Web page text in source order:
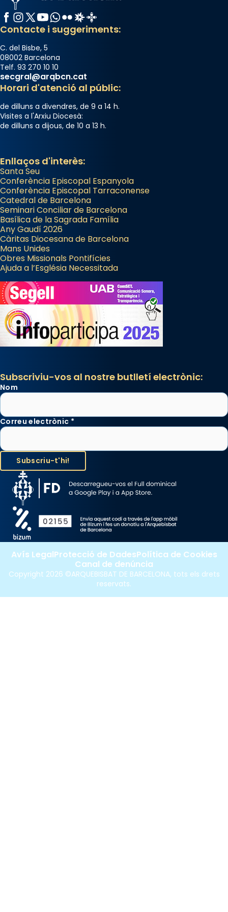
Facebook
Instagram
X / Twitter
YouTube
WhatsApp
FlickrRadio Estel
Catalunya Cristiana
Contacte i suggeriments:
C. del Bisbe, 5
08002 Barcelona
Telf. 93 270 10 10
secgral@arqbcn.cat
Horari d'atenció al públic:
de dilluns a divendres, de 9 a 14 h.
Visites a l'Arxiu Diocesà:
de dilluns a dijous, de 10 a 13 h.
Enllaços d'interès:
Santa Seu
Conferència Episcopal Espanyola
Conferència Episcopal Tarraconense
Catedral de Barcelona
Seminari Conciliar de Barcelona
Basílica de la Sagrada Família
Any Gaudí 2026
Càritas Diocesana de Barcelona
Mans Unides
Obres Missionals Pontifícies
Ajuda a l’Església Necessitada
Subscriviu-vos al nostre butlletí electrònic:
Nom
Correu electrònic *
Copyright 2026 ©ARQUEBISBAT DE BARCELONA, tots els drets
reservats.
Avís LegalProtecció de DadesPolítica de Cookies
Canal de denúncia